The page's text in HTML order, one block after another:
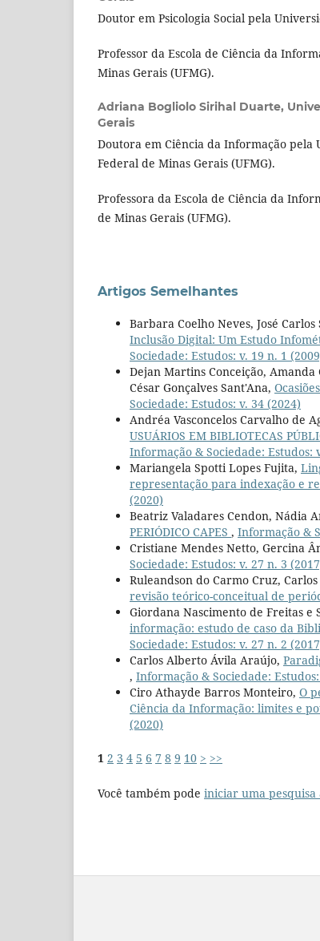
Doutor em Psicologia Social pela
Professor da Escola de Ciência da
Minas Gerais (UFMG).
Adriana Bogliolo Sirihal Duarte,
Gerais
Doutora em Ciência da Informação pela
Federal de Minas Gerais (UFMG).
Professora da Escola de Ciência da
de Minas Gerais (UFMG).
Artigos Semelhantes
Barbara Coelho Neves, José
Inclusão Digital: Um Estudo
Sociedade: Estudos: v. 19 n. 1
Dejan Martins Conceição, Amanda
César Gonçalves Sant'Ana,
Sociedade: Estudos: v. 34 (2024)
Andréa Vasconcelos Carvalho de
USUÁRIOS EM BIBLIOTECAS
Informação & Sociedade: Estudos:
Mariangela Spotti Lopes Fujita,
representação para indexação e
(2020)
Beatriz Valadares Cendon, Nádia
PERIÓDICO CAPES , Informação &
Cristiane Mendes Netto, Gercina
Sociedade: Estudos: v. 27 n. 3
Ruleandson do Carmo Cruz,
revisão teórico-conceitual de
Giordana Nascimento de Freitas e
informação: estudo de caso da
Sociedade: Estudos: v. 27 n. 2
Carlos Alberto Ávila Araújo,
, Informação & Sociedade:
Ciro Athayde Barros Monteiro, O
Ciência da Informação: limites e
(2020)
1 2 3 4 5 6 7 8 9 10 > >>
Você também pode iniciar uma